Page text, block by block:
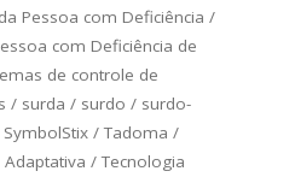
Pessoa com Deficiência /
com Deficiência de
de controle de
/ surda / surdo / surdo-
SymbolStix/Tadoma /
/Tecnologia